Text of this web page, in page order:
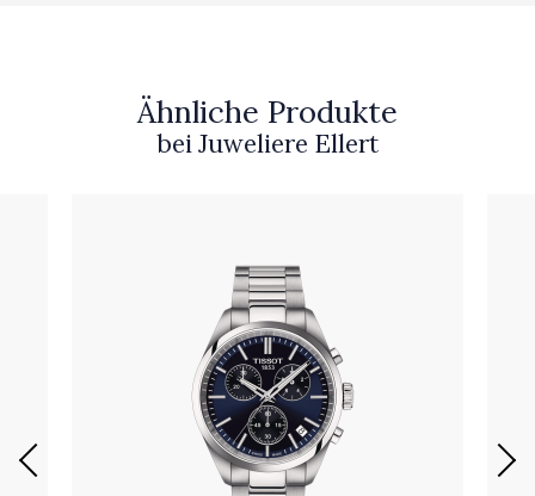
Ähnliche Produkte
bei Juweliere Ellert